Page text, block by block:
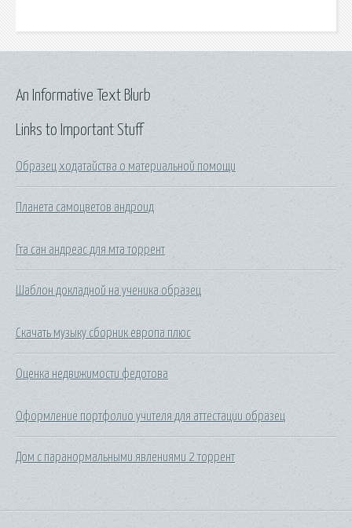
Links to Important Stuff
Образец ходатайства о материальной помощи
Планета самоцветов андроид
Гта сан андреас для мта торрент
Шаблон докладной на ученика образец
Скачать музыку сборник европа плюс
Оценка недвижимости федотова
Оформление портфолио учителя для аттестации образец
Дом с паранормальными явлениями 2 торрент
An Informative Text Blurb